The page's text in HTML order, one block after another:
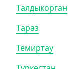
Талдыкорган
Тараз
Темиртау